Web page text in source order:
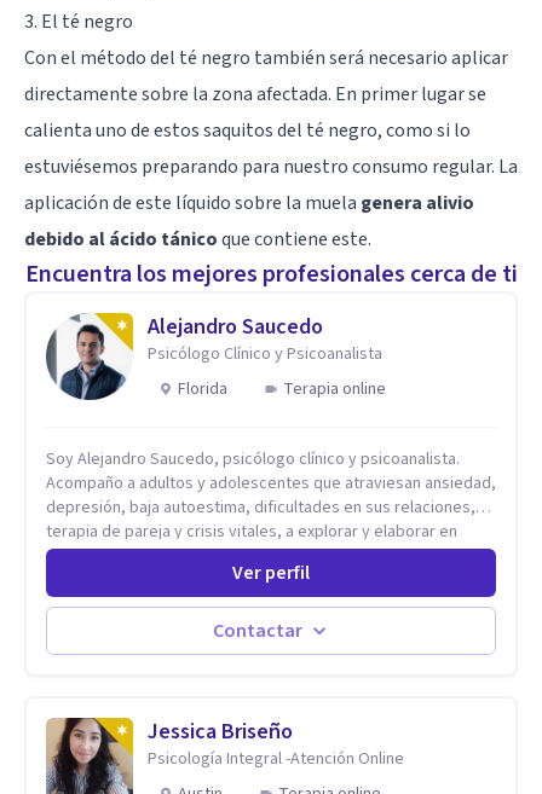
3. El té negro
Con el método del té negro también será necesario aplicar
directamente sobre la zona afectada. En primer lugar se
calienta uno de estos saquitos del té negro, como si lo
estuviésemos preparando para nuestro consumo regular. La
aplicación de este líquido sobre la muela genera alivio
debido al ácido tánicoque contiene este.
Encuentra los mejores profesionales cerca de ti
Alejandro Saucedo
Psicólogo Clínico y Psicoanalista
Florida
Terapia online
Soy Alejandro Saucedo, psicólogo clínico y psicoanalista.
Acompaño a adultos y adolescentes que atraviesan ansiedad,
depresión, baja autoestima, dificultades en sus relaciones,
terapia de pareja y crisis vitales, a explorar y elaborar en
profundidad los conflictos internos que generan malestar en
autoconocimiento y análisis, es posible acceder a las
historias personales, elaborar las experiencias del pasado y
resignificarlas, liberando su influencia para construir un futuro
esta conversación abierta y del trabajo analítico conjunto, se
exploran las vivencias que aún condicionan el presente, se les
otorga un nuevo sentido y se transforma su impacto
Ver perfil
Contactar
Jessica Briseño
Psicología Integral -Atención Online